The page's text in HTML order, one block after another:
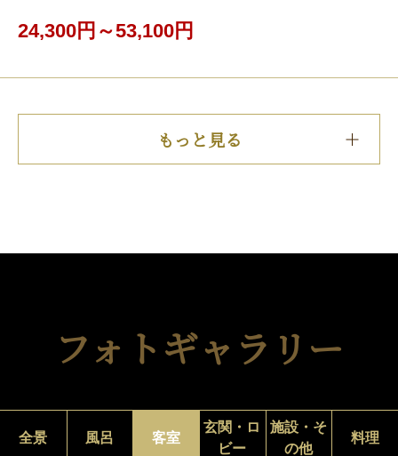
24,300円～53,100円
もっと見る
フォトギャラリー
全景 風呂 客室
玄関・ロ
ビー
施設・そ
の他
料理